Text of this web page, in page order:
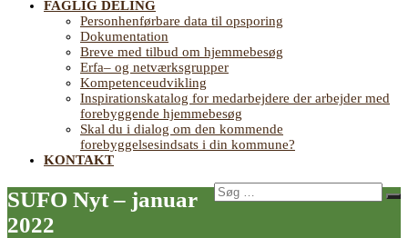
FAGLIG DELING
Personhenførbare data til opsporing
Dokumentation
Breve med tilbud om hjemmebesøg
Erfa– og netværksgrupper
Kompetenceudvikling
Inspirationskatalog for medarbejdere der arbejder med
forebyggende hjemmebesøg
Skal du i dialog om den kommende
forebyggelsesindsats i din kommune?
KONTAKT
Søg
efter:
SUFO Nyt – januar
2022